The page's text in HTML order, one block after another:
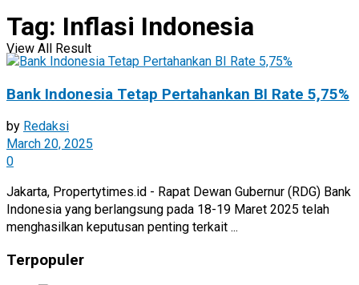
View All Result
Tag: Inflasi Indonesia
Bank Indonesia Tetap Pertahankan BI Rate 5,75%
by Redaksi
March 20, 2025
0
Jakarta, Propertytimes.id - Rapat Dewan Gubernur (RDG) Bank
Indonesia yang berlangsung pada 18-19 Maret 2025 telah
menghasilkan keputusan penting terkait ...
Terpopuler